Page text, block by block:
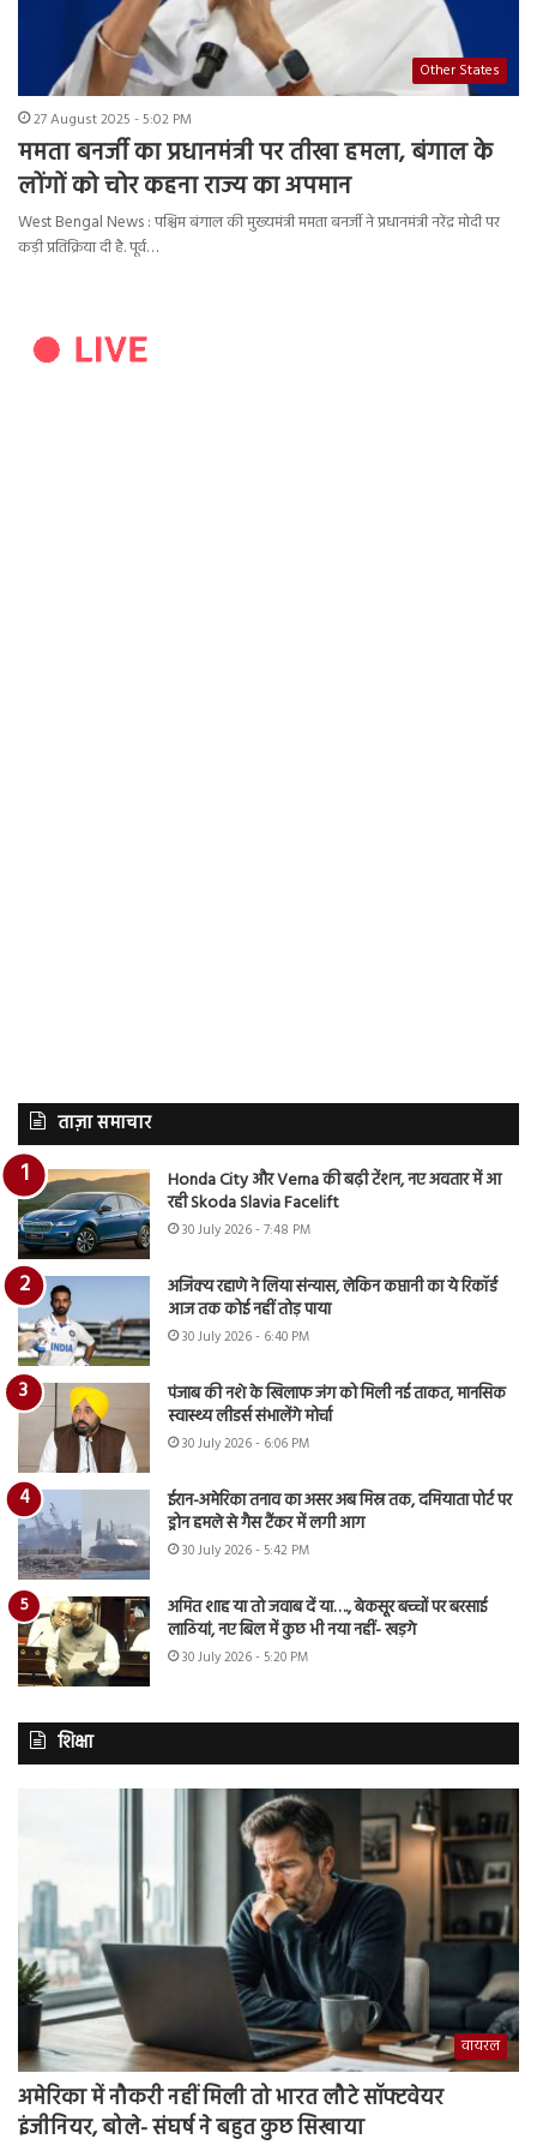
Other States
27 August 2025 - 5:02 PM
ममता बनर्जी का प्रधानमंत्री पर तीखा हमला, बंगाल के
लोंगों को चोर कहना राज्य का अपमान
West Bengal News : पश्चिम बंगाल की मुख्यमंत्री ममता बनर्जी ने प्रधानमंत्री नरेंद्र मोदी पर
कड़ी प्रतिक्रिया दी है. पूर्व…
ताज़ा समाचार
Honda City और Verna की बढ़ी टेंशन, नए अवतार में आ
रही Skoda Slavia Facelift
30 July 2026 - 7:48 PM
अजिंक्य रहाणे ने लिया संन्यास, लेकिन कप्तानी का ये रिकॉर्ड
आज तक कोई नहीं तोड़ पाया
30 July 2026 - 6:40 PM
पंजाब की नशे के खिलाफ जंग को मिली नई ताकत, मानसिक
स्वास्थ्य लीडर्स संभालेंगे मोर्चा
30 July 2026 - 6:06 PM
ईरान-अमेरिका तनाव का असर अब मिस्र तक, दमियाता पोर्ट पर
ड्रोन हमले से गैस टैंकर में लगी आग
30 July 2026 - 5:42 PM
अमित शाह या तो जवाब दें या…., बेकसूर बच्चों पर बरसाई
लाठियां, नए बिल में कुछ भी नया नहीं- खड़गे
30 July 2026 - 5:20 PM
शिक्षा
वायरल
अमेरिका में नौकरी नहीं मिली तो भारत लौटे सॉफ्टवेयर
इंजीनियर, बोले- संघर्ष ने बहुत कुछ सिखाया